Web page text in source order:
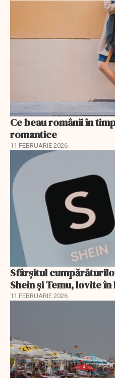
Ce beau românii în
romantice
11 FEBRUARIE 2026
Sfârșitul
Shein și Temu, lovite
11 FEBRUARIE 2026